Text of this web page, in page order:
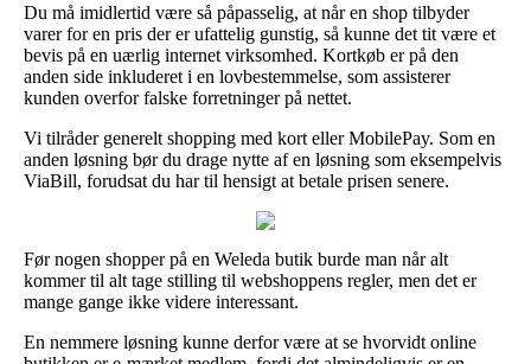
Du må imidlertid være så påpasselig, at når en shop tilbyder
varer for en pris der er ufattelig gunstig, så kunne det tit være et
bevis på en uærlig internet virksomhed. Kortkøb er på den
anden side inkluderet i en lovbestemmelse, som assisterer
kunden overfor falske forretninger på nettet.
Vi tilråder generelt shopping med kort eller MobilePay. Som en
anden løsning bør du drage nytte af en løsning som eksempelvis
ViaBill, forudsat du har til hensigt at betale prisen senere.
Før nogen shopper på en Weleda butik burde man når alt
kommer til alt tage stilling til webshoppens regler, men det er
mange gange ikke videre interessant.
En nemmere løsning kunne derfor være at se hvorvidt online